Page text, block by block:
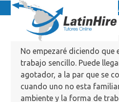
Skip
to
content
Open
mobile
Close
mobile
No empezaré diciendo que
trabajo sencillo. Puede
agotador, a la par que se
cuando uno no esta
ambiente y la forma de